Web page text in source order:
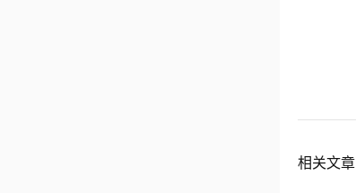
相关文章